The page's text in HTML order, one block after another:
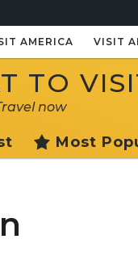
AMERICA VISIT
TO
now
Most